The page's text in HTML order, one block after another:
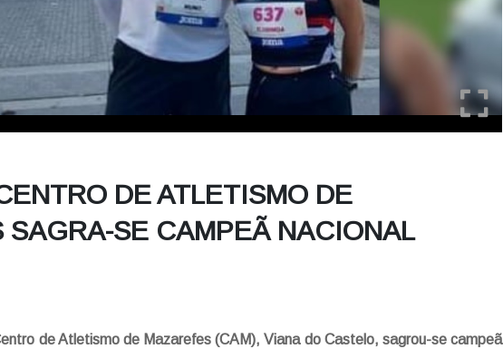
DE ATLETISMO DE
SAGRA-SE CAMPEÃ NACIONAL
de Atletismo de Mazarefes (CAM), Viana do Castelo, sagrou-se campeã